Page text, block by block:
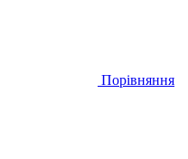
Порівняння